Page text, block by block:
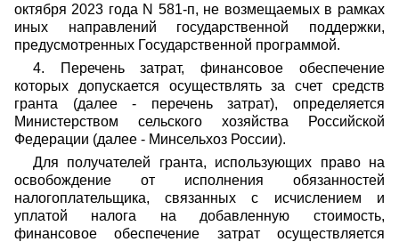
октября 2023 года N 581-п, не возмещаемых в рамках
иных направлений государственной поддержки,
предусмотренных Государственной программой.
4. Перечень затрат, финансовое обеспечение
которых допускается осуществлять за счет средств
гранта (далее - перечень затрат), определяется
Министерством сельского хозяйства Российской
Федерации (далее - Минсельхоз России).
Для получателей гранта, использующих право на
освобождение от исполнения обязанностей
налогоплательщика, связанных с исчислением и
уплатой налога на добавленную стоимость,
финансовое обеспечение затрат осуществляется